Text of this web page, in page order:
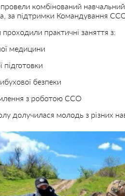
провели комбінований
за підтримки Командування
практичні заняття з:
медицини
підготовки
безпеки
з роботою ССО
долучилася молодь з різних